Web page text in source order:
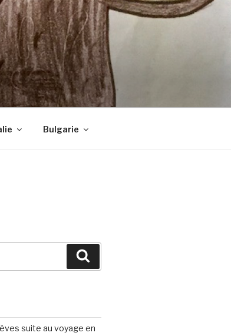
Bulgarie
suite au voyage en